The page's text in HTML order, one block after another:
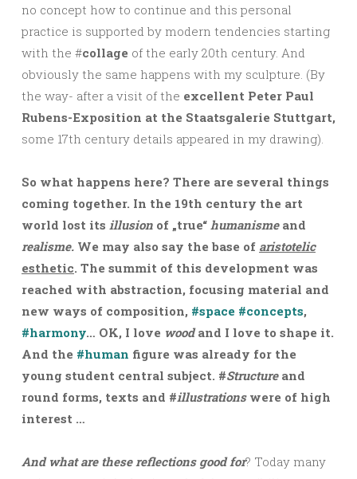
no concept how to continue and this personal
practice is supported by modern tendencies starting
with the #collage of the early 20th century. And
obviously the same happens with my sculpture. (By
the way- after a visit of the excellent Peter Paul
Rubens-Exposition at the Staatsgalerie Stuttgart,
some 17th century details appeared in my drawing).
So what happens here? There are several things
coming together. In the 19th century the art
world lost its illusion of „true“ humanismeand
realisme. We may also say the base of aristotelic
esthetic. The summit of this development was
reached with abstraction, focusing material and
new ways of composition, #space #concepts,
#harmony… OK, I love woodand I love to shape it.
And the #human figure was already for the
young student central subject. #Structureand
round forms, texts and #illustrationswere of high
interest …
And what are these reflections good for? Today many